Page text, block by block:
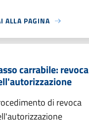
ALLA PAGINA
carrabile: revoca
di revoca